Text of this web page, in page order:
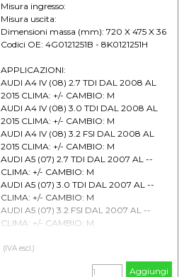
Misura ingresso:
Misura uscita:
Dimensioni massa (mm): 720 X 475 X 36
Codici OE: 4G0121251B - 8K0121251H
APPLICAZIONI:
AUDI A4 IV (08) 2.7 TDI DAL 2008 AL
2015 CLIMA: +/- CAMBIO: M
AUDI A4 IV (08) 3.0 TDI DAL 2008 AL
2015 CLIMA: +/- CAMBIO: M
AUDI A4 IV (08) 3.2 FSI DAL 2008 AL
2015 CLIMA: +/- CAMBIO: M
AUDI A5 (07) 2.7 TDI DAL 2007 AL --
CLIMA: +/- CAMBIO: M
AUDI A5 (07) 3.0 TDI DAL 2007 AL --
CLIMA: +/- CAMBIO: M
AUDI A5 (07) 3.2 FSI DAL 2007 AL --
CLIMA: +/- CAMBIO: M
CLIMA: + CAMBIO: M
AUDI A6 IV (11) 3.0 TDI DAL 2011 AL --
(IVA escl.)
Aggiungi